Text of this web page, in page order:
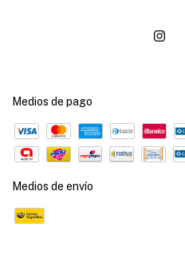
Medios de pago
Medios de envío